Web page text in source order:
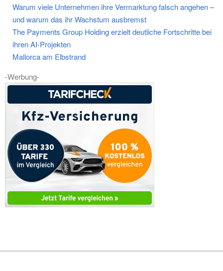
Warum viele Unternehmen ihre Vermarktung falsch angehen –
und warum das ihr Wachstum ausbremst
The Payments Group Holding erzielt deutliche Fortschritte bei
ihren AI-Projekten
Mallorca am Elbstrand
-Werbung-